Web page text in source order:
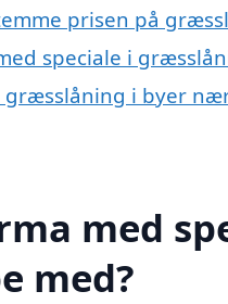
prisen på
speciale i
græsslåning i byer
med
med?